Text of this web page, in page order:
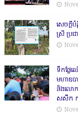
សេចក្តី
ស្រី ប្រ
ទឹកផ្លែ
មហាឧប
និងលោក
សសឹក ក